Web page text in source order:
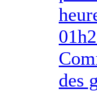
des